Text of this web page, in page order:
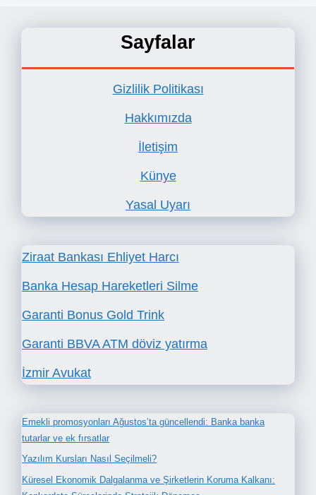
Sayfalar
Gizlilik Politikası
Hakkımızda
İletişim
Künye
Yasal Uyarı
Ziraat Bankası Ehliyet Harcı
Banka Hesap Hareketleri Silme
Garanti Bonus Gold Trink
Garanti BBVA ATM döviz yatırma
İzmir Avukat
Emekli promosyonları Ağustos’ta güncellendi: Banka banka
tutarlar ve ek fırsatlar
Yazılım Kursları Nasıl Seçilmeli?
Küresel Ekonomik Dalgalanma ve Şirketlerin Koruma Kalkanı: